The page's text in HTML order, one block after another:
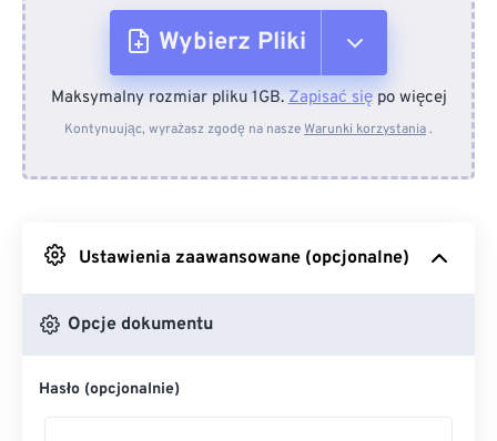
Wybierz Pliki
Z urządzenia
Z Dysku Google
Maksymalny rozmiar pliku 1GB.Zapisać siępo więcej
Kontynuując, wyrażasz zgodę na naszeWarunki korzystania.
Ustawienia zaawansowane (opcjonalne)
Opcje dokumentu
Hasło (opcjonalnie)